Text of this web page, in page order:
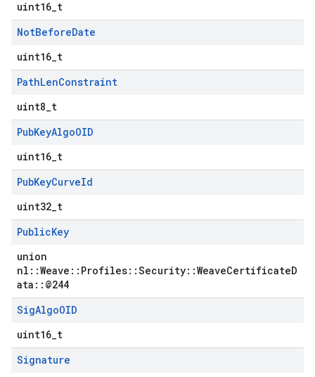
uint16_t
NotBeforeDate
uint16_t
PathLenConstraint
uint8_t
PubKeyAlgoOID
uint16_t
PubKeyCurveId
uint32_t
PublicKey
union
nl::Weave::Profiles::Security::WeaveCertificateD
ata::@244
SigAlgoOID
uint16_t
Signature